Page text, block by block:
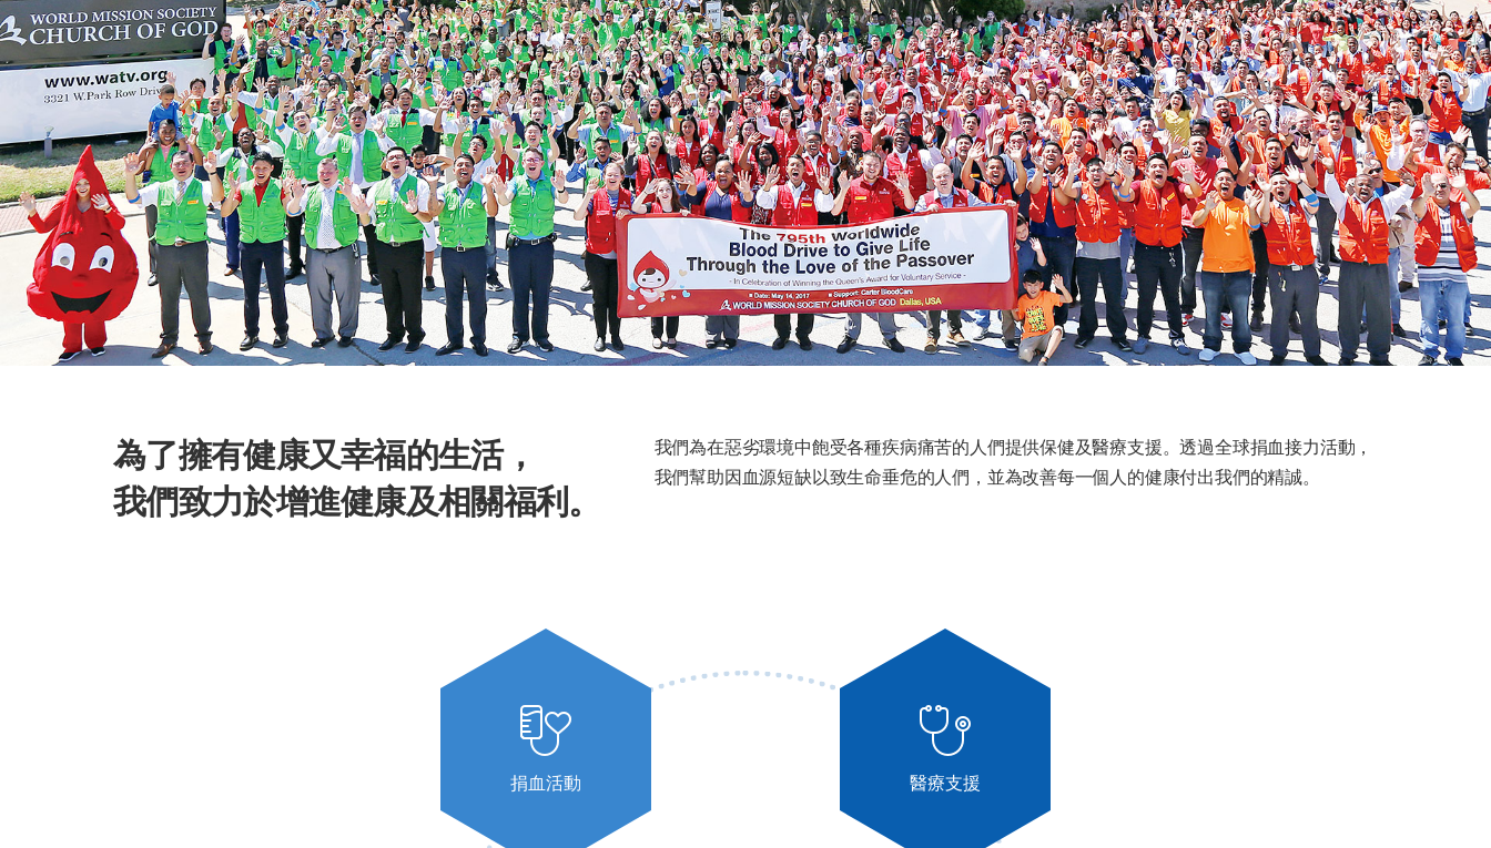
為了擁有健康又幸福的生活，
我們致力於增進健康及相關福利。
我們為在惡劣環境中飽受各種疾病痛苦的人們提供保健及醫療支援。透過全球捐血接力活動，
我們幫助因血源短缺以致生命垂危的人們，並為改善每一個人的健康付出我們的精誠。
捐血活動 醫療支援